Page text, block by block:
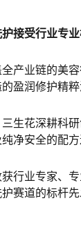
接受行业专
产业链的美
盈润修护精
生花深耕科
净安全的配
行业专家、
赛道的标杆先